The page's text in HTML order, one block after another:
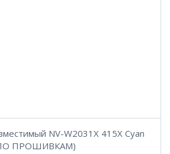
NV-W2031X 415X Cyan
ПРОШИВКАМ)